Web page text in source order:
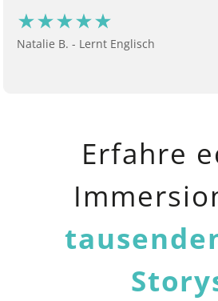
Natalie B. - Lernt Englisch
Erfahre